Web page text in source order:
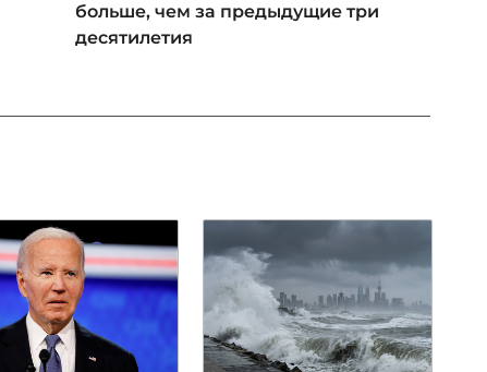
больше, чем за предыдущие три
десятилетия